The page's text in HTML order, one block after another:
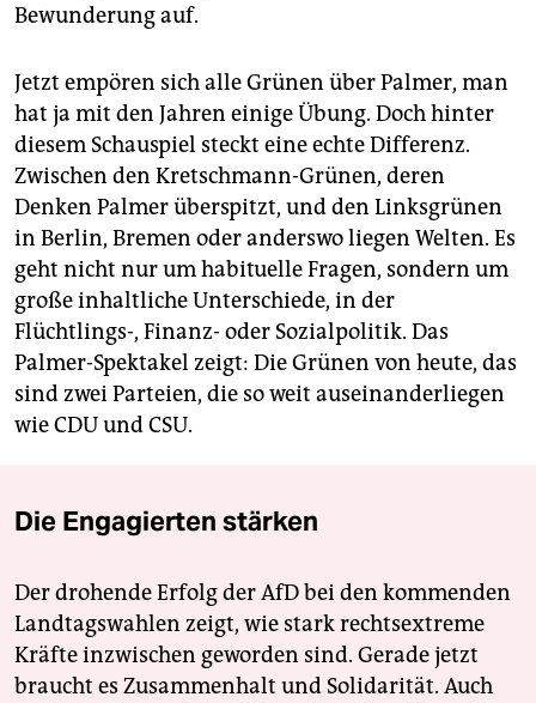
Bewunderung auf.
Jetzt empören sich alle Grünen über Palmer, man
hat ja mit den Jahren einige Übung. Doch hinter
diesem Schauspiel steckt eine echte Differenz.
Zwischen den Kretschmann-Grünen, deren
Denken Palmer überspitzt, und den Linksgrünen
in Berlin, Bremen oder anderswo liegen Welten. Es
geht nicht nur um habituelle Fragen, sondern um
große inhaltliche Unterschiede, in der
Flüchtlings-, Finanz- oder Sozialpolitik. Das
Palmer-Spektakel zeigt: Die Grünen von heute, das
sind zwei Parteien, die so weit auseinanderliegen
wie CDU und CSU.
Die Engagierten stärken
Der drohende Erfolg der AfD bei den kommenden
Landtagswahlen zeigt, wie stark rechtsextreme
Kräfte inzwischen geworden sind. Gerade jetzt
braucht es Zusammenhalt und Solidarität. Auch